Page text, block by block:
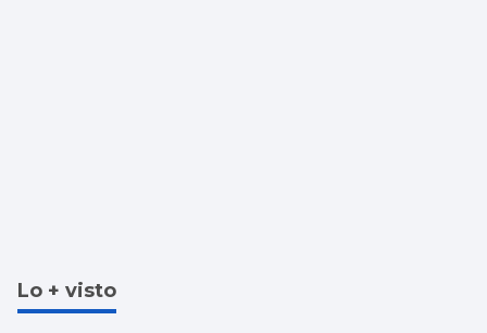
Lo + visto